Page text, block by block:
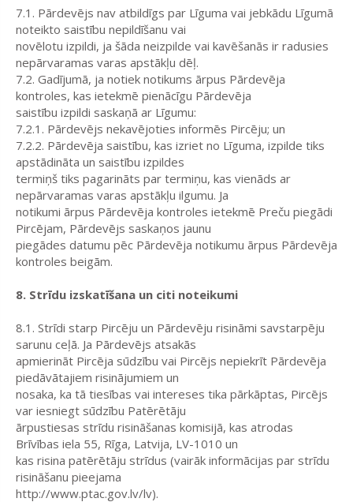
7.1. Pārdevējs nav atbildīgs par Līguma vai jebkādu Līgumā
noteikto saistību nepildīšanu vai
novēlotu izpildi, ja šāda neizpilde vai kavēšanās ir radusies
nepārvaramas varas apstākļu dēļ.
7.2. Gadījumā, ja notiek notikums ārpus Pārdevēja
kontroles, kas ietekmē pienācīgu Pārdevēja
saistību izpildi saskaņā ar Līgumu:
7.2.1. Pārdevējs nekavējoties informēs Pircēju; un
7.2.2. Pārdevēja saistību, kas izriet no Līguma, izpilde tiks
apstādināta un saistību izpildes
termiņš tiks pagarināts par termiņu, kas vienāds ar
nepārvaramas varas apstākļu ilgumu. Ja
notikumi ārpus Pārdevēja kontroles ietekmē Preču piegādi
Pircējam, Pārdevējs saskaņos jaunu
piegādes datumu pēc Pārdevēja notikumu ārpus Pārdevēja
kontroles beigām.
8. Strīdu izskatīšana un citi noteikumi
8.1. Strīdi starp Pircēju un Pārdevēju risināmi savstarpēju
sarunu ceļā. Ja Pārdevējs atsakās
apmierināt Pircēja sūdzību vai Pircējs nepiekrīt Pārdevēja
piedāvātajiem risinājumiem un
nosaka, ka tā tiesības vai intereses tika pārkāptas, Pircējs
var iesniegt sūdzību Patērētāju
ārpustiesas strīdu risināšanas komisijā, kas atrodas
Brīvības iela 55, Rīga, Latvija, LV-1010 un
kas risina patērētāju strīdus (vairāk informācijas par strīdu
risināšanu pieejama
http://www.ptac.gov.lv/lv).